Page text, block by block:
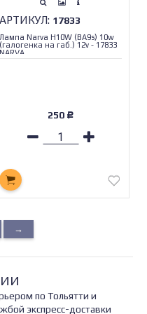
АРТИКУЛ: 17833
Лампа Narva H10W (BA9s) 10w
(галогенка на габ.) 12v - 17833
NARVA
250 Р
→
по Тольятти и
экспресс-доставки